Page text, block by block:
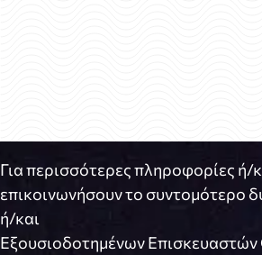
Για περισσότερες πληροφορίες ή/
επικοινωνήσουν το συντομότερο
ή/και
Εξουσιοδοτημένων